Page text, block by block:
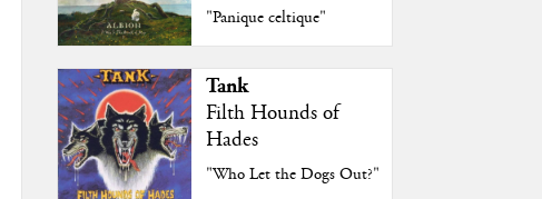
"Panique celtique"
Tank
Filth Hounds of
Hades
"Who Let the Dogs Out?"